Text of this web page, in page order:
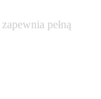
pełną